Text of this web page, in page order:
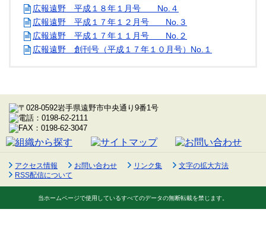
広報遠野 平成１８年１月号 No.４
広報遠野 平成１７年１２月号 No.３
広報遠野 平成１７年１１月号 No.２
広報遠野 創刊号（平成１７年１０月号）No.１
アクセス情報 お問い合わせ リンク集
文字の拡大方法
RSS配信について
当ホームページで使用しているすべてのデータの無断転載を禁じます。